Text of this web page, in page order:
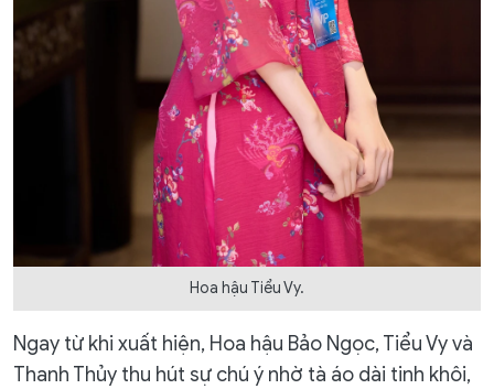
Hoa hậu Tiểu Vy.
Ngay từ khi xuất hiện, Hoa hậu Bảo Ngọc, Tiểu Vy và
Thanh Thủy thu hút sự chú ý nhờ tà áo dài tinh khôi,